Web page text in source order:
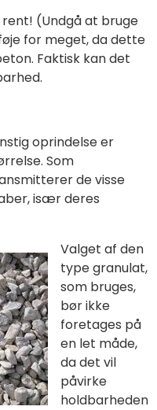
(Undgå at bruge
for meget, da dette
Faktisk kan det
oprindelse er
Som
de visse
især deres
Valget af den
type granulat,
som bruges,
bør ikke
foretages på
en let måde,
da det vil
påvirke
holdbarheden